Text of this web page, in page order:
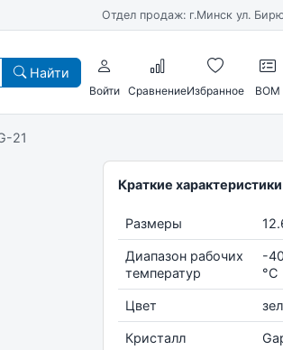
Отдел продаж: г.Минск ул.
Найти
Войти СравнениеИзбранное BOM
21
Краткие характеристики
Размеры
Диапазон рабочих
температур
-
°С
Цвет
Кристалл